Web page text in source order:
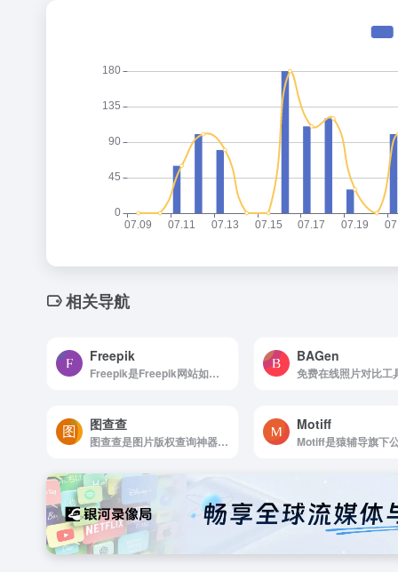
相关导航
Freepik
Freepik是Freepik网站如何使用 浏览...
BAGen
图查查
图查查是图片版权查询神器，低价免费正版高清图片
Motiff